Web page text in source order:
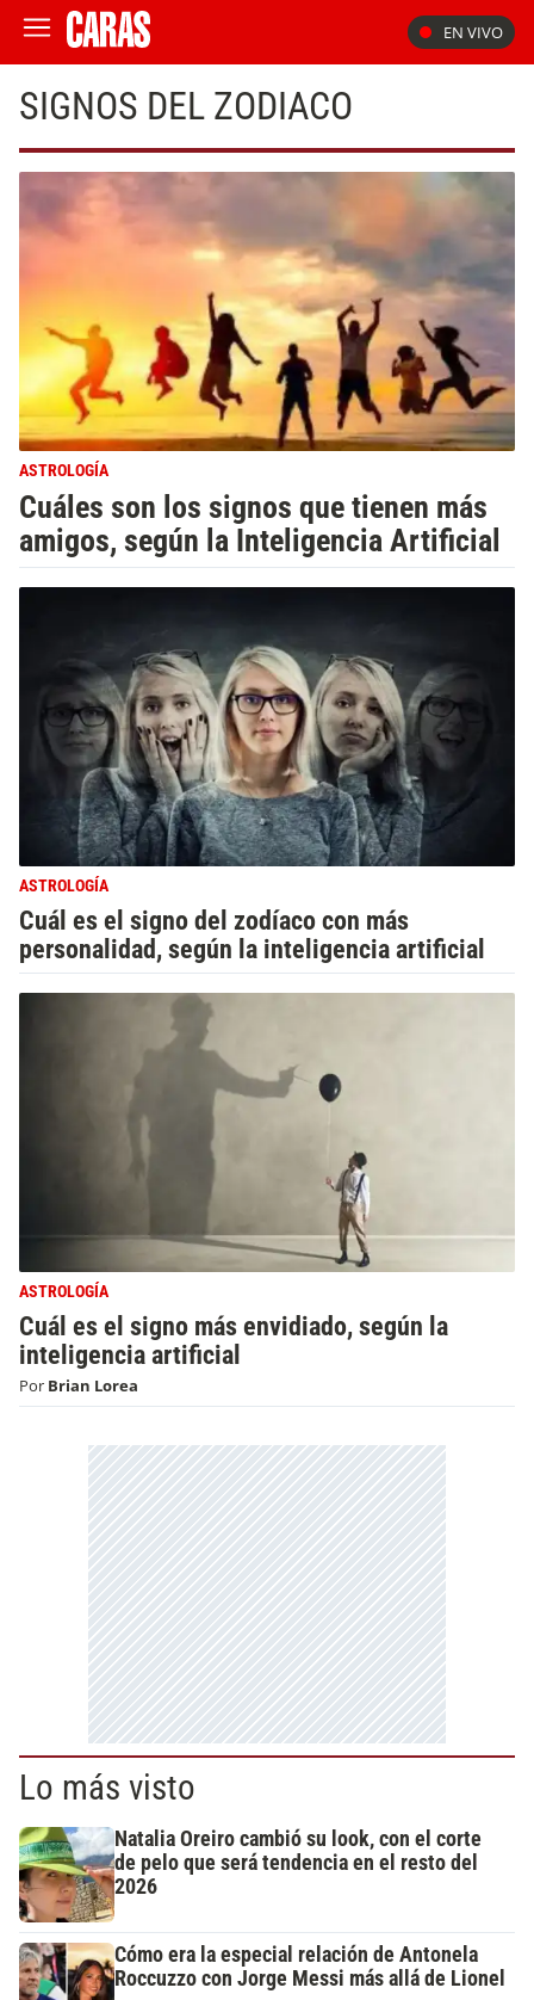
EN VIVO
SIGNOS DEL ZODIACO
ASTROLOGÍA
Cuáles son los signos que tienen más
amigos, según la Inteligencia Artificial
ASTROLOGÍA
Cuál es el signo del zodíaco con más
personalidad, según la inteligencia artificial
ASTROLOGÍA
Cuál es el signo más envidiado, según la
inteligencia artificial
Por Brian Lorea
Lo más visto
Natalia Oreiro cambió su look, con el corte
de pelo que será tendencia en el resto del
2026
Cómo era la especial relación de Antonela
Roccuzzo con Jorge Messi más allá de Lionel